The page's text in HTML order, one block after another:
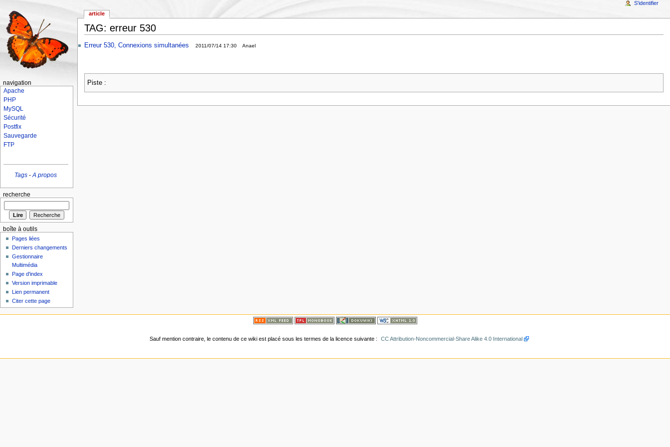
TAG: erreur 530
Erreur 530, Connexions simultanées 2011/07/14 17:30 Anael
Piste :
article
S'identifier
navigation
Apache
PHP
MySQL
Sécurité
Postfix
Sauvegarde
FTP
Tags -A propos
recherche
boîte à outils
Pages liées
Derniers changements
Gestionnaire
Multimédia
Page d'index
Version imprimable
Lien permanent
Citer cette page
Sauf mention contraire, le contenu de ce wiki est placé sous les termes de la licence suivante : CC Attribution-Noncommercial-Share Alike 4.0 International